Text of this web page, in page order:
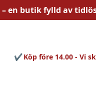
en butik fylld av
Köp före 14.00 - Vi